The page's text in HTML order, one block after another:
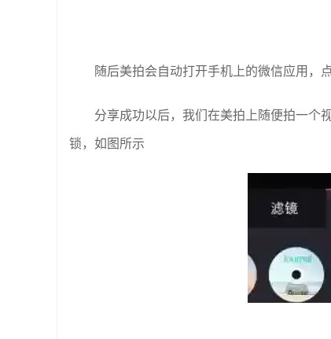
随后美拍会自动打开手机上的微信应用，点
分享成功以后，我们在美拍上随便拍一个
锁，如图所示